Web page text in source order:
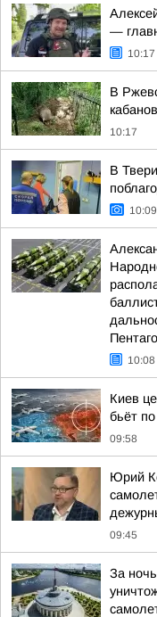
—
10:17
В
10:17
В
10:09
10:08
Киев
бьёт
09:58
Юрий
09:45
За